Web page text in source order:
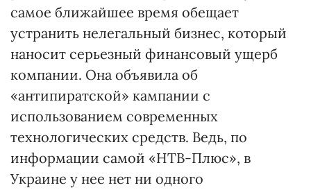
самое ближайшее время обещает
устранить нелегальный бизнес, который
наносит серьезный финансовый ущерб
компании. Она объявила об
«антипиратской» кампании с
использованием современных
технологических средств. Ведь, по
информации самой «НТВ-Плюс», в
Украине у нее нет ни одного